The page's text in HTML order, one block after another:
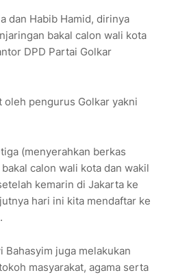
dan Habib Hamid, dirinya
bakal calon wali kota
DPD Partai Golkar
oleh pengurus Golkar yakni
(menyerahkan berkas
calon wali kota dan wakil
kemarin di Jakarta ke
hari ini kita mendaftar ke
Bahasyim juga melakukan
masyarakat, agama serta